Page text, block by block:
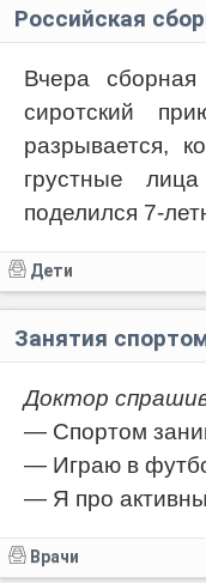
Российская
Вчера
сиротский
разрывается,
грустные
поделился 7-
Дети
Занятия
Доктор
— Спортом
— Играю в
— Я про
Врачи